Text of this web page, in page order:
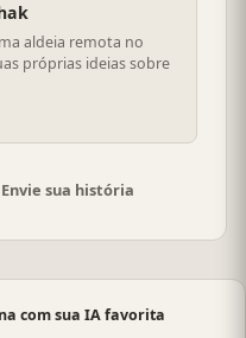
aldeia remota no
próprias ideias sobre
Envie sua história
com sua IA favorita